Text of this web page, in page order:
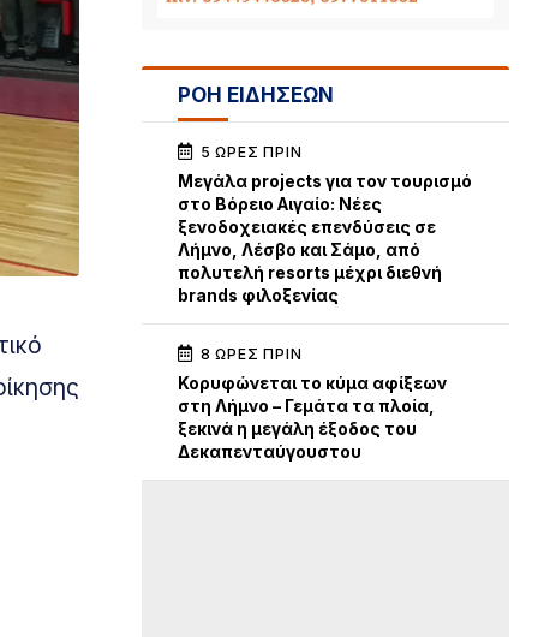
ΡΟΗ ΕΙΔΗΣΕΩΝ
5 ΏΡΕΣ ΠΡΙΝ
Μεγάλα projects για τον τουρισμό
στο Βόρειο Αιγαίο: Νέες
ξενοδοχειακές επενδύσεις σε
Λήμνο, Λέσβο και Σάμο, από
πολυτελή resorts μέχρι διεθνή
brands φιλοξενίας
8 ΏΡΕΣ ΠΡΙΝ
Κορυφώνεται το κύμα αφίξεων
στη Λήμνο – Γεμάτα τα πλοία,
ξεκινά η μεγάλη έξοδος του
Δεκαπενταύγουστου